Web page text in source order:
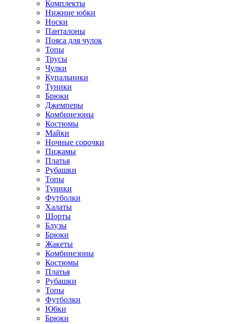
Комплекты
Нижние юбки
Носки
Панталоны
Поясa для чулок
Топы
Трусы
Чулки
Купальники
Туники
Брюки
Джемперы
Комбинезоны
Костюмы
Майки
Ночные сорочки
Пижамы
Платья
Рубашки
Топы
Туники
Футболки
Халаты
Шорты
Блузы
Брюки
Жакеты
Комбинезоны
Костюмы
Платья
Рубашки
Топы
Футболки
Юбки
Брюки